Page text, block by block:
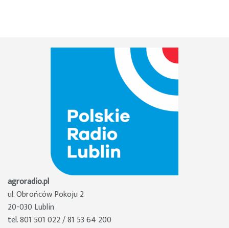
agroradio.pl
ul. Obrońców Pokoju 2
20-030 Lublin
tel. 801 501 022 / 81 53 64 200